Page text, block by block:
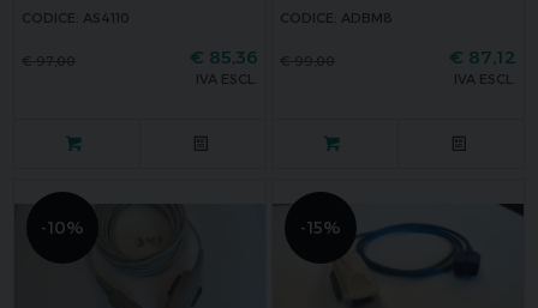
CODICE: AS4110
€ 85,36
IVA ESCL.
CODICE: ADBM8
€ 87,12
IVA ESCL.
-10% -15%